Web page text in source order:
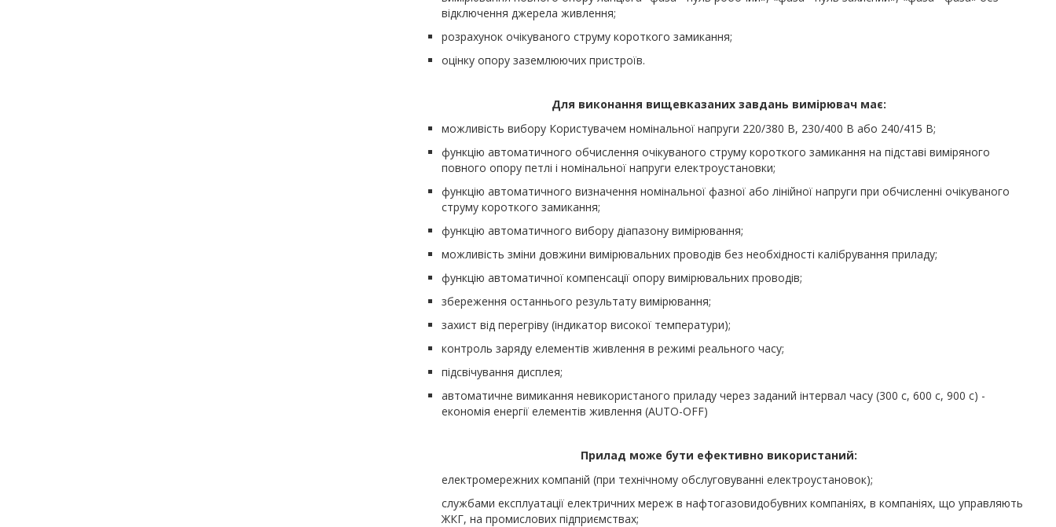
відключення джерела живлення;
розрахунок очікуваного струму короткого замикання;
оцінку опору заземлюючих пристроїв.
Для виконання вищевказаних завдань вимірювач має:
можливість вибору Користувачем номінальної напруги 220/380 В, 230/400 В або 240/415 В;
функцію автоматичного обчислення очікуваного струму короткого замикання на підставі виміряного
повного опору петлі і номінальної напруги електроустановки;
функцію автоматичного визначення номінальної фазної або лінійної напруги при обчисленні очікуваного
струму короткого замикання;
функцію автоматичного вибору діапазону вимірювання;
можливість зміни довжини вимірювальних проводів без необхідності калібрування приладу;
функцію автоматичної компенсації опору вимірювальних проводів;
збереження останнього результату вимірювання;
захист від перегріву (індикатор високої температури);
контроль заряду елементів живлення в режимі реального часу;
підсвічування дисплея;
автоматичне вимикання невикористаного приладу через заданий інтервал часу (300 с, 600 с, 900 с) -
економія енергії елементів живлення (AUTO-OFF)
Прилад може бути ефективно використаний:
електромережних компаній (при технічному обслуговуванні електроустановок);
службами експлуатації електричних мереж в нафтогазовидобувних компаніях, в компаніях, що управляють
ЖКГ, на промислових підприємствах;